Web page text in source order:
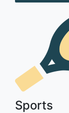
Sports